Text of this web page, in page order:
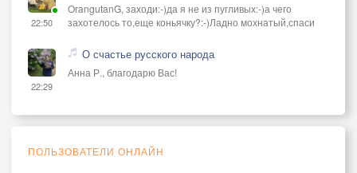
22:50
OrangutanG, заходи:-)да я не из пугливых:-)а чего
захотелось то,еще коньячку?:-)Ладно мохнатый,спаси
22:29
О счастье русского народа
Анна Р., благодарю Вас!
ПОЛЬЗОВАТЕЛИ ОНЛАЙН